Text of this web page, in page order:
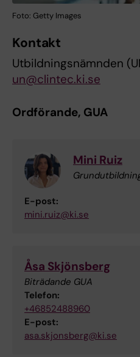
Foto: Getty Images
Kontakt
Utbildningsnämnden
un@clintec.ki.se
Ordförande, GUA
Mini Ruiz
E-post:
mini.ruiz@ki.se
Åsa Skjönsberg
Biträdande GUA
Telefon:
+46852488960
E-post:
asa.skjonsberg@ki.se